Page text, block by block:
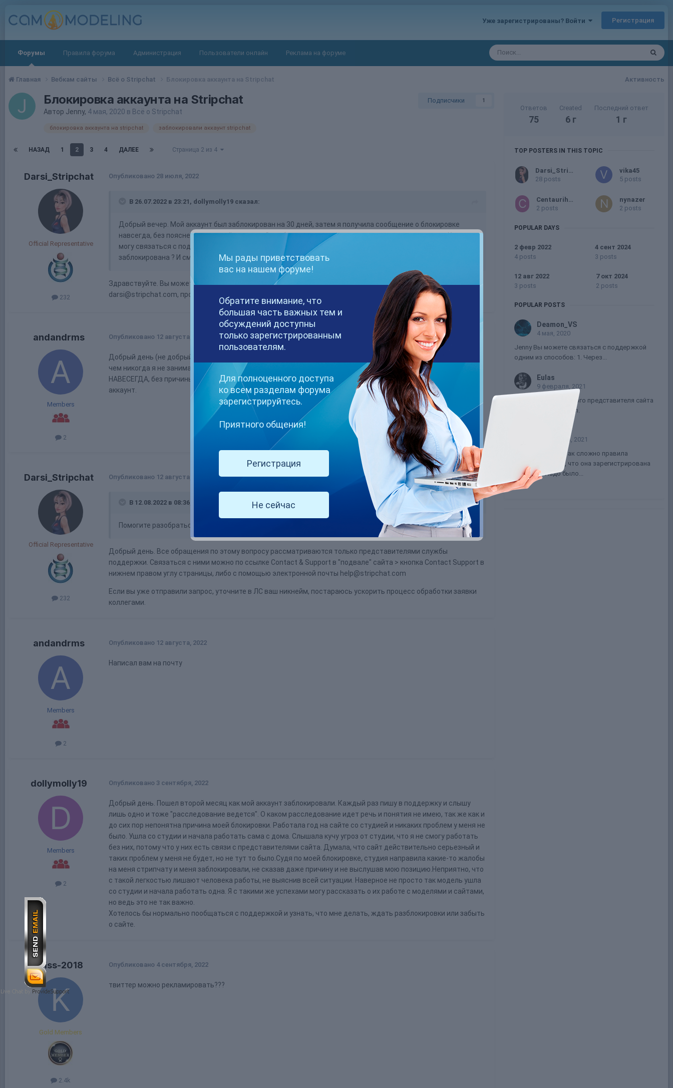
Уже зарегистрированы? Войти Регистрация
Форумы Правила форума Администрация Пользователи онлайн Реклама на форуме
Активность
Главная Вебкам сайты Всё о Stripchat Блокировка аккаунта на Stripchat
Подписчики 1
Блокировка аккаунта на Stripchat
Автор Jenny, 4 мая, 2020 в Всё о Stripchat
блокировка аккаунта на stripchat заблокировали аккаунт stripchat
НАЗАД 1 2 3 4 ДАЛЕЕ Страница 2 из 4
Darsi_Stripchat
Official Representative
232
Опубликовано 28 июля, 2022
В 26.07.2022 в 23:21, dollymolly19 сказал:
Добрый вечер. Мой аккаунт был заблокирован на 30 дней, затем я получила сообщение о блокировке
навсегда, без пояснения по какой причине. Служба поддержки не отвечает уже несколько суток. Как я
могу связаться с поддержкой и узнать смогу ли я продолжить работать через месяц или же я
заблокирована ? И смогу ли я решить эту проблему ?
Здравствуйте. Вы можете уточнить ваш никнейм и регистрационный емейл мне в ЛС или на эл.почту
darsi@stripchat.com, проверю для вас данную информацию.
andandrms
Members
2
Опубликовано 12 августа, 2022
Добрый день (не добрый). В каких-то моих действиях, администрация заметила МОШЕННИЧЕСКИЕ ДЕЙСТВИЯ,
чем никогда я не занимался, наоборот всегда уведомлял о таких КОМЕРСАХ на сайте. Теперь сам сижу в бане
НАВЕСЕГДА, без причины и следствия. Помогите разобраться в это нелепой ситуации и вернуть мне мой
аккаунт.
Darsi_Stripchat
Official Representative
232
Опубликовано 12 августа, 2022
В 12.08.2022 в 08:36, сказал:
Помогите разобраться в это нелепой ситуации и вернуть мне мой аккаунт.
Добрый день. Все обращения по этому вопросу рассматриваются только представителями службы
поддержки. Связаться с ними можно по ссылке Contact & Support в "подвале" сайта > кнопка Contact Support в
нижнем правом углу страницы, либо с помощью электронной почты help@stripchat.com
Если вы уже отправили запрос, уточните в ЛС ваш никнейм, постараюсь ускорить процесс обработки заявки
коллегами.
andandrms
Members
2
Опубликовано 12 августа, 2022
Написал вам на почту
dollymolly19
Members
2
Опубликовано 3 сентября, 2022
Добрый день. Пошел второй месяц как мой аккаунт заблокировали. Каждый раз пишу в поддержку и слышу
лишь одно и тоже "расследование ведется". О каком расследование идет речь и понятия не имею, так же как и
до сих пор непонятна причина моей блокировки. Работала год на сайте со студией и никаких проблем у меня не
было. Ушла со студии и начала работать сама с дома. Слышала кучу угроз от студии, что я не смогу работать
без них, потому что у них есть связи с представителями сайта. Думала, что сайт действительно серьезный и
таких проблем у меня не будет, но не тут то было.Судя по моей блокировке, студия направила какие-то жалобы
на меня стрипчату и меня заблокировали, не сказав даже причину и не выслушав мою позицию.Неприятно, что
с такой легкостью лишают человека работы, не выяснив всей ситуации. Наверное не просто так модель ушла
со студии и начала работать одна. Я с такими же успехами могу рассказать о их работе с моделями и сайтами,
но ведь это не так важно.
Хотелось бы нормально пообщаться с поддержкой и узнать, что мне делать, ждать разблокировки или забыть
о сайте.
Kriss-2018
Gold Members
2.4k
Опубликовано 4 сентября, 2022
твиттер можно рекламировать???
Ответов
75
Created
6 г
Последний ответ
1 г
TOP POSTERS IN THIS TOPIC
28 posts
vika45
5 posts
2 posts
nynazer
2 posts
POPULAR DAYS
2 февр 2022
4 posts
4 сент 2024
3 posts
12 авг 2022
3 posts
7 окт 2024
2 posts
POPULAR POSTS
Deamon_VS
4 мая, 2020
Jenny Вы можете связаться с поддержкой
одним из способов: 1. Через...
Eulas
9 февраля, 2021
Емейл русскоязычного представителя сайта
- darsi@stripchat.com.
13 декабря, 2021
О боги, неужели так сложно правила
почитать? И что, что она зарегистрирована
на сайте? Надо было...
Мы рады приветствовать
вас на нашем форуме!
Обратите внимание, что
большая часть важных тем и
обсуждений доступны
только зарегистрированным
пользователям.
Для полноценного доступа
ко всем разделам форума
зарегистрируйтесь.
Приятного общения!
Регистрация
Не сейчас